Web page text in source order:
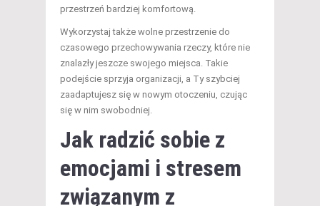
przestrzeń bardziej komfortową.
Wykorzystaj także wolne przestrzenie do
czasowego przechowywania rzeczy, które nie
znalazły jeszcze swojego miejsca. Takie
podejście sprzyja organizacji, a Ty szybciej
zaadaptujesz się w nowym otoczeniu, czując
się w nim swobodniej.
Jak radzić sobie z
emocjami i stresem
związanym z